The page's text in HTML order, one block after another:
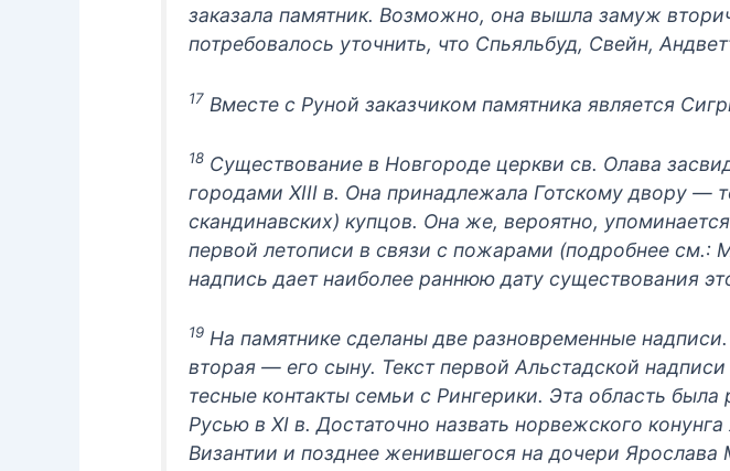
заказала памятник. Возможно, она вышла замуж
потребовалось уточнить, что Спьяльбуд, Свейн,
17 Вместе с Руной заказчиком памятника является
18 Существование в Новгороде церкви св. Олава
городами XIII в. Она принадлежала Готскому двору —
скандинавских) купцов. Она же, вероятно,
первой летописи в связи с пожарами (подробнее
надпись дает наиболее раннюю дату существования
19 На памятнике сделаны две разновременные
вторая — его сыну. Текст первой Альстадской
тесные контакты семьи с Рингерики. Эта область
Русью в XI в. Достаточно назвать норвежского
Византии и позднее женившегося на дочери